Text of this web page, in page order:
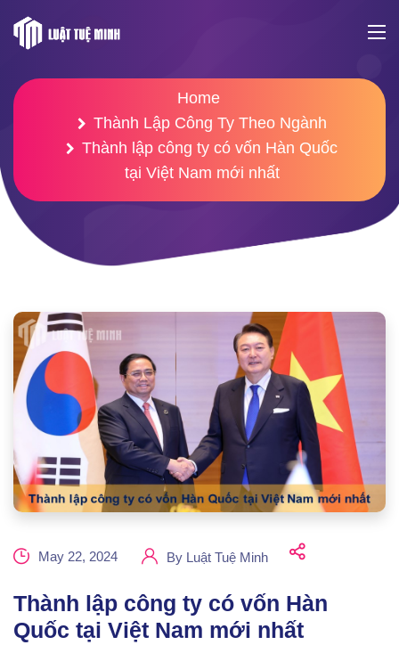
Home
Thành Lập Công Ty Theo Ngành
Thành lập công ty có vốn Hàn Quốc
tại Việt Nam mới nhất
May 22, 2024 By Luật Tuệ Minh
Thành lập công ty có vốn Hàn
Quốc tại Việt Nam mới nhất